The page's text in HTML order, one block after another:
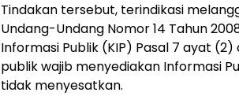
Tindakan tersebut, terindikasi
Undang-Undang Nomor 14 Tahun
Informasi Publik (KIP) Pasal 7 ayat
publik wajib menyediakan Informasi
tidak menyesatkan.